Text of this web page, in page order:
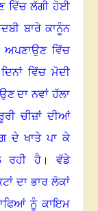
ਵਿੱਚ ਲੱਗੀ ਹੋਈ
ਬਾਰੇ ਕਾਨੂੰਨ
ਅਪਣਾਉਣ ਵਿੱਚ
ਵਿੱਚ ਮੋਦੀ
ਦਾ ਨਵਾਂ ਹੱਲਾ
ਚੀਜ਼ਾਂ ਦੀਆਂ
ਦੇ ਖਾਤੇ ਪਾ ਕੇ
ਰਹੀ ਹੈ।ਵੱਡੇ
ਦਾ ਭਾਰ ਲੋਕਾਂ
ਨੂੰ ਕਾਇਮ